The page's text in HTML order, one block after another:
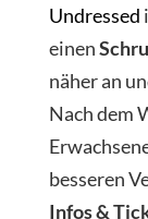
Undressed
einen
näher an
Nach dem
besseren
Infos &